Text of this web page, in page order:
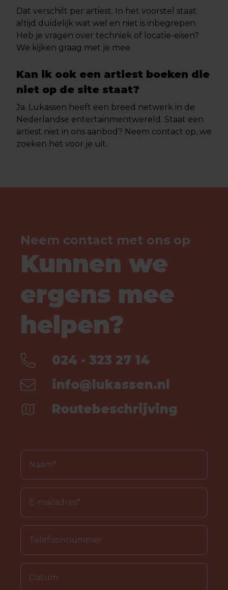
Dat verschilt per artiest. In het voorstel staat
altijd duidelijk wat wel en niet is inbegrepen.
Heb je vragen over techniek of locatie-eisen?
We kijken graag met je mee.
Kan ik ook een artiest boeken die
niet op de site staat?
Ja. Lukassen heeft een breed netwerk in de
Nederlandse entertainmentwereld. Staat een
artiest niet in ons aanbod? Neem contact op, we
zoeken het voor je uit.
Neem contact met ons op
Kunnen we
ergens mee
helpen?
024 - 323 27 14
info@lukassen.nl
Routebeschrijving